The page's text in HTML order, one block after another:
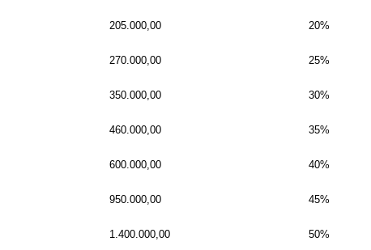
205.000,00 20%
270.000,00 25%
350.000,00 30%
460.000,00 35%
600.000,00 40%
950.000,00 45%
1.400.000,00 50%